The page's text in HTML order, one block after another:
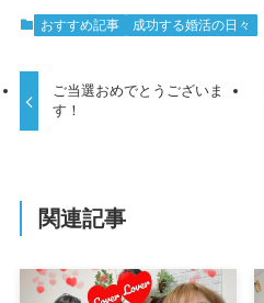
おすすめ記事 成功する婚活の日々
ご当選おめでとうございま
す！
関連記事